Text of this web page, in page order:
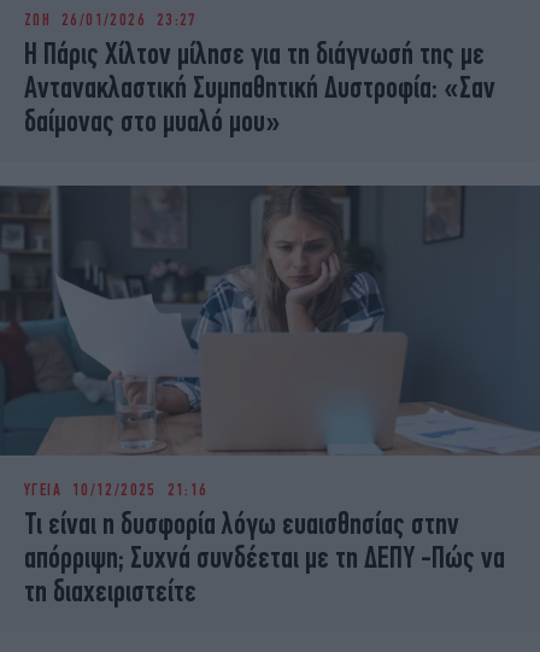
ΖΩΗ 26/01/2026 23:27
Η Πάρις Χίλτον μίλησε για τη διάγνωσή της με
Αντανακλαστική Συμπαθητική Δυστροφία: «Σαν
δαίμονας στο μυαλό μου»
ΥΓΕΙΑ 10/12/2025 21:16
Τι είναι η δυσφορία λόγω ευαισθησίας στην
απόρριψη; Συχνά συνδέεται με τη ΔΕΠΥ -Πώς να
τη διαχειριστείτε